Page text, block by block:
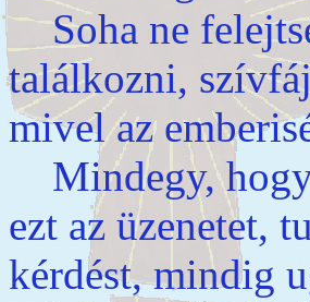
Soha ne
találkozni,
mivel az
Mindegy, hogy
ezt az üzenetet,
kérdést, mindig